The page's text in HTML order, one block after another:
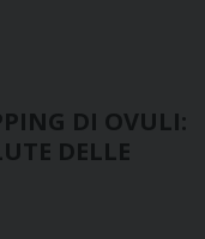
DI OVULI:
DELLE